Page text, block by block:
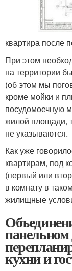
квартира после
При этом
на территории
(об этом мы
кроме мойки и
посудомоечную
жилой площади,
не указываются.
Как уже
квартирам, под
(первый или
в комнату в
жилищные
панельном
кухни и